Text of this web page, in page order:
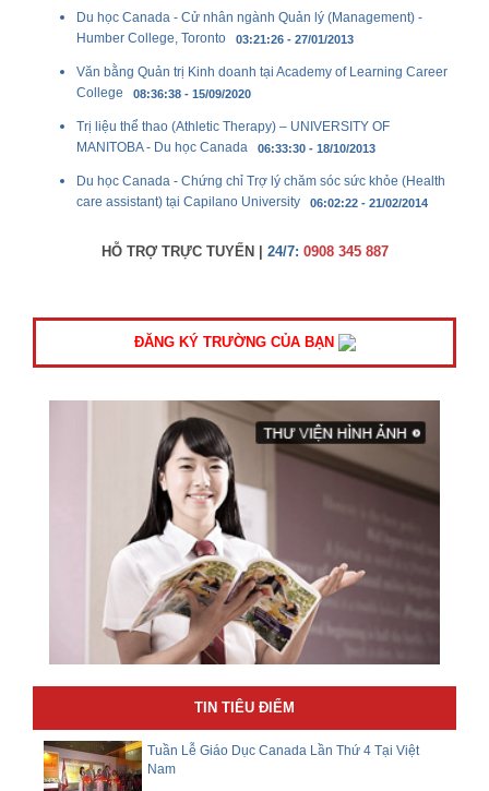
Du học Canada - Cử nhân ngành Quản lý (Management) -
Humber College, Toronto 03:21:26 - 27/01/2013
Văn bằng Quản trị Kinh doanh tại Academy of Learning Career
College 08:36:38 - 15/09/2020
Trị liệu thể thao (Athletic Therapy) – UNIVERSITY OF
MANITOBA - Du học Canada 06:33:30 - 18/10/2013
Du học Canada - Chứng chỉ Trợ lý chăm sóc sức khỏe (Health
care assistant) tại Capilano University 06:02:22 - 21/02/2014
HỖ TRỢ TRỰC TUYẾN | 24/7: 0908 345 887
ĐĂNG KÝ TRƯỜNG CỦA BẠN
TIN TIÊU ĐIỂM
Tuần Lễ Giáo Dục Canada Lần Thứ 4 Tại Việt
Nam